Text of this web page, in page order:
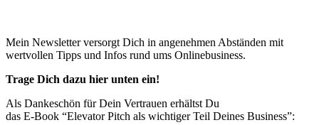
Mein Newsletter versorgt Dich in angenehmen Abständen mit
wertvollen Tipps und Infos rund ums Onlinebusiness.
Trage Dich dazu hier unten ein!
Als Dankeschön für Dein Vertrauen erhältst Du
das E-Book “Elevator Pitch als wichtiger Teil Deines Business”: